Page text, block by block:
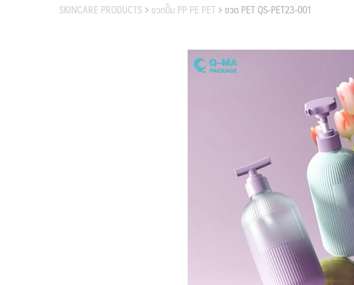
SKINCARE PRODUCTS ขวดปั๊ม PP PE PET ขวด PET QS-PET23-001